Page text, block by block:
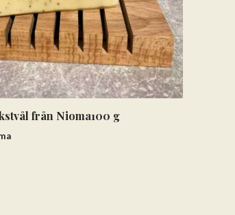
från Nioma100 g